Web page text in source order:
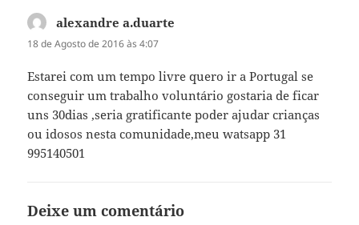
alexandre a.duarte
18 de Agosto de 2016 às 4:07
Estarei com um tempo livre quero ir a Portugal se
conseguir um trabalho voluntário gostaria de ficar
uns 30dias ,seria gratificante poder ajudar crianças
ou idosos nesta comunidade,meu watsapp 31
995140501
Deixe um comentário